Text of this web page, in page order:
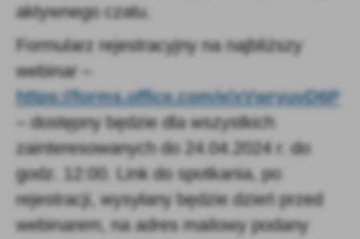
aktywnego czatu.
Formularz rejestracyjny na najbliższy
webinar –
https://forms.office.com/e/xVwryuvD6P
– dostępny będzie dla wszystkich
zainteresowanych do 24.04.2024 r. do
godz. 12:00. Link do spotkania, po
rejestracji, wysyłany będzie dzień przed
webinarem, na adres mailowy podany